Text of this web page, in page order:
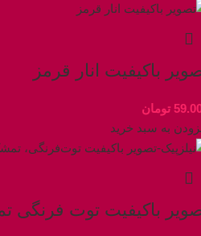
باکیفیت انار قرمز
تومان
به سبد خرید
باکیفیت توت‌ فرنگی